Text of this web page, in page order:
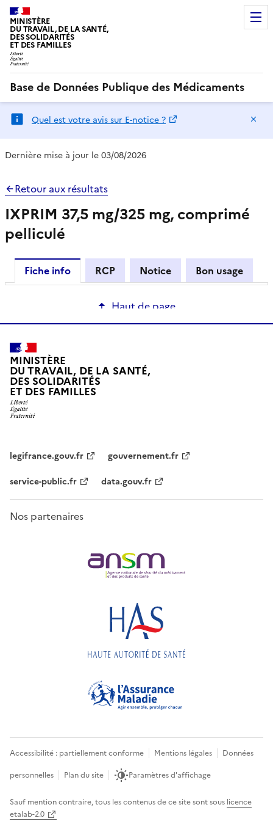
MINISTÈRE
DU TRAVAIL, DE LA SANTÉ,
DES SOLIDARITÉS
ET DES FAMILLES
Base de Données Publique des Médicaments
Quel est votre avis sur E-notice ?
Dernière mise à jour le 03/08/2026
Retour aux résultats
IXPRIM 37,5 mg/325 mg, comprimé
pelliculé
Fiche info RCP Notice Bon usage
Haut de page
MINISTÈRE
DU TRAVAIL, DE LA SANTÉ,
DES SOLIDARITÉS
ET DES FAMILLES
legifrance.gouv.fr
gouvernement.fr
service-public.fr
data.gouv.fr
Nos partenaires
Accessibilité : partiellement conforme Mentions légales
Données
personnelles
Plan du site Paramètres d'affichage
Sauf mention contraire, tous les contenus de ce site sont sous licence
etalab-2.0